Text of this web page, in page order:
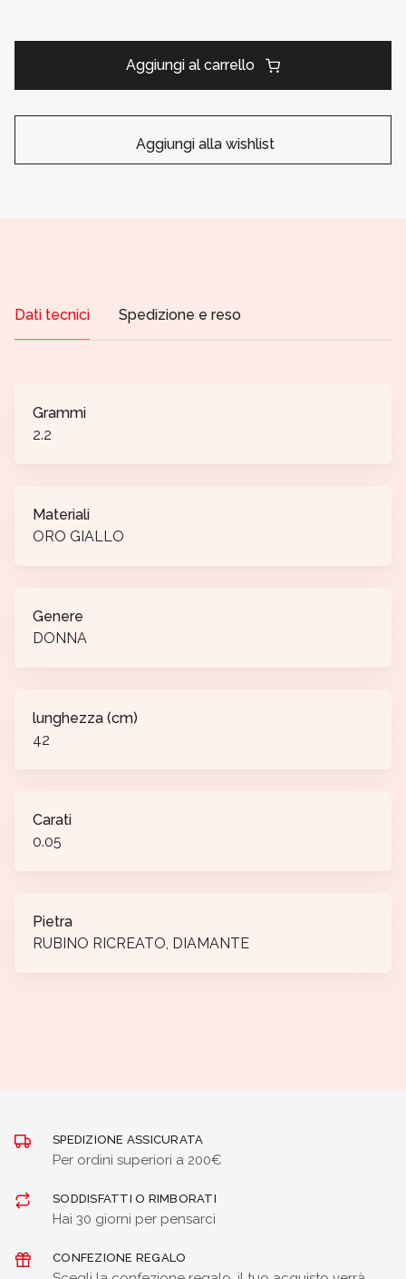
Aggiungi al carrello
Aggiungi alla wishlist
Dati tecnici Spedizione e reso
Grammi
2.2
Materiali
ORO GIALLO
Genere
DONNA
lunghezza (cm)
42
Carati
0.05
Pietra
RUBINO RICREATO, DIAMANTE
SPEDIZIONE ASSICURATA
Per ordini superiori a 200€
SODDISFATTI O RIMBORATI
Hai 30 giorni per pensarci
CONFEZIONE REGALO